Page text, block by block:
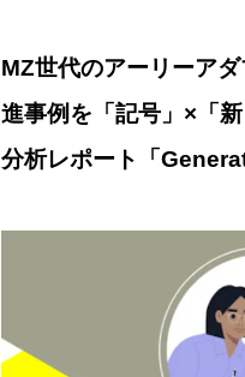
MZ世代のアーリーア
進事例を「記号」×「
分析レポート「